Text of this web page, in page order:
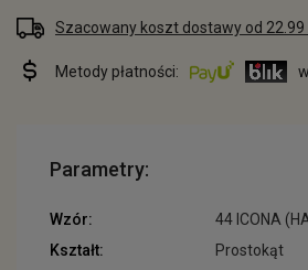
Szacowany koszt dostawy od 22.99
Metody płatności:
Parametry:
Wzór:
44 ICONA
Kształt:
Prostokąt